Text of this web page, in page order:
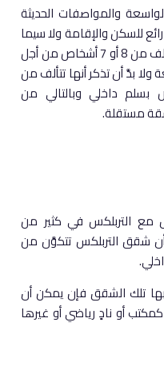
والمواصفات الحديثة
للسكن والإقامة ولا سيما
إن كنا نتحدث عن أفراد عائلة كبيرة تتألف من 8 أو 7 أشخاص من أجل
بدَّ أن تذكر أنها تتألف من
داخلي وبالتالي من
مستقلة.
التربلكس في كثير من
شقق التربلكس تتكوَّن من
تلك الشقق فإن يمكن أن
أو نادٍ رياضي أو غيرها